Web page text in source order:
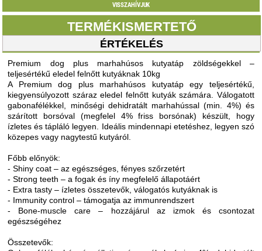
VISSZAHÍVJUK
TERMÉKISMERTETŐ
ÉRTÉKELÉS
Premium dog plus marhahúsos kutyatáp zöldségekkel –
teljesértékű eledel felnőtt kutyáknak 10kg
A Premium dog plus marhahúsos kutyatáp egy teljesértékű,
kiegyensúlyozott száraz eledel felnőtt kutyák számára. Válogatott
gabonafélékkel, minőségi dehidratált marhahússal (min. 4%) és
szárított borsóval (megfelel 4% friss borsónak) készült, hogy
ízletes és tápláló legyen. Ideális mindennapi etetéshez, legyen szó
közepes vagy nagytestű kutyáról.
Főbb előnyök:
- Shiny coat – az egészséges, fényes szőrzetért
- Strong teeth – a fogak és íny megfelelő állapotáért
- Extra tasty – ízletes összetevők, válogatós kutyáknak is
- Immunity control – támogatja az immunrendszert
- Bone-muscle care – hozzájárul az izmok és csontozat
egészségéhez
Összetevők: